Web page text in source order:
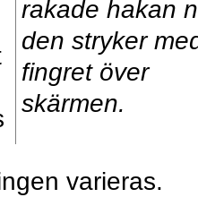
rakade hakan
den stryker
fingret över
skärmen.
varieras.